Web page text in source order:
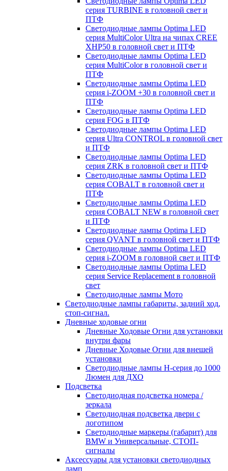
серия TURBINE в головной свет и
ПТФ
Светодиодные лампы Optima LED
серия MultiColor Ultra на чипах CREE
XHP50 в головной свет и ПТФ
Светодиодные лампы Optima LED
серия MultiColor в головной свет и
ПТФ
Светодиодные лампы Optima LED
серия i-ZOOM +30 в головной свет и
ПТФ
Светодиодные лампы Optima LED
серия FOG в ПТФ
Светодиодные лампы Optima LED
серия Ultra CONTROL в головной свет
и ПТФ
Светодиодные лампы Optima LED
серия ZRK в головной свет и ПТФ
Светодиодные лампы Optima LED
серия COBALT в головной свет и
ПТФ
Светодиодные лампы Optima LED
серия COBALT NEW в головной свет
и ПТФ
Светодиодные лампы Optima LED
серия QVANT в головной свет и ПТФ
Светодиодные лампы Optima LED
серия i-ZOOM в головной свет и ПТФ
Светодиодные лампы Optima LED
серия Service Replacement в головной
свет
Светодиодные лампы Мото
Светодиодные лампы габариты, задний ход,
стоп-сигнал.
Дневные ходовые огни
Дневные Ходовые Огни для установки
внутри фары
Дневные Ходовые Огни для внешей
установки
Светодиодные лампы H-серия до 1000
Люмен для ДХО
Подсветка
Светодиодная подсветка номера /
зеркала
Светодиодная подсветка двери с
логотипом
Светодиодные маркеры (габарит) для
BMW и Универсальные, СТОП-
сигналы
Аксессуары для установки светодиодных
ламп